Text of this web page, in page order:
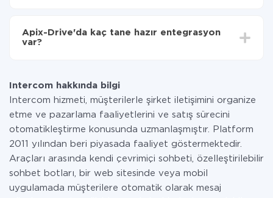
Hizmetimiz aracılığıyla yalnızca bir sisteminizden
diğerine aktarılan veri miktarı için ödeme yaparsınız.
Apix-Drive'da kaç tane hazır entegrasyon
var?
Intercom hakkında bilgi
Intercom hizmeti, müşterilerle şirket iletişimini organize
etme ve pazarlama faaliyetlerini ve satış sürecini
otomatikleştirme konusunda uzmanlaşmıştır. Platform
2011 yılından beri piyasada faaliyet göstermektedir.
Araçları arasında kendi çevrimiçi sohbeti, özelleştirilebilir
sohbet botları, bir web sitesinde veya mobil
uygulamada müşterilere otomatik olarak mesaj